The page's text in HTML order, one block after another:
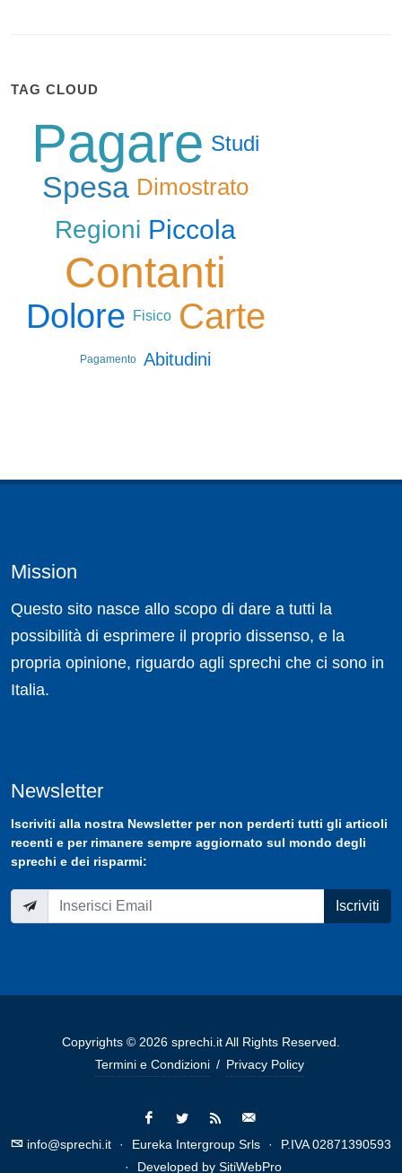
TAG CLOUD
Pagare Studi
Spesa Dimostrato
Regioni Piccola
Contanti
Dolore Fisico Carte
Pagamento Abitudini
Mission
Questo sito nasce allo scopo di dare a tutti la
possibilità di esprimere il proprio dissenso, e la
propria opinione, riguardo agli sprechi che ci sono in
Italia.
Newsletter
Iscriviti alla nostra Newsletterper non perderti tutti gli articoli
recenti e per rimanere sempre aggiornato sul mondo degli
sprechi e dei risparmi:
Iscriviti
Copyrights © 2026 sprechi.it All Rights Reserved.
Termini e Condizioni / Privacy Policy
info@sprechi.it · Eureka Intergroup Srls ·
P.IVA 02871390593
·
Developed by SitiWebPro